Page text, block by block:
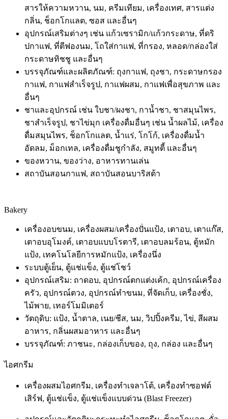
สารให้ความหวาน, นม, ครีมเทียม, เครื่องเทศ, สารแต่ง
กลิ่น, ช็อกโกแลต, ซอส และอื่นๆ
อุปกรณ์เสริมต่างๆ เช่น แก้วเซรามิก/แก้วกระดาษ, ที่ดริ
ปกาแฟ, ที่ตีฟองนม, โถใส่กาแฟ, ที่กรอง, หลอด/กล่องใส่
กระดาษทิชชู และอื่นๆ
บรรจุภัณฑ์และผลิตภัณฑ์: ถุงกาแฟ, ถุงชา, กระดาษกรอง
กาแฟ, กาแฟสำเร็จรูป, กาแฟผสม, กาแฟเพื่อสุขภาพ และ
อื่นๆ
ชาและอุปกรณ์ เช่น ใบชา/ผงชา, กาน้ำชา, ชาสมุนไพร,
ชาสำเร็จรูป, ชาไข่มุก เครื่องดื่มอื่นๆ เช่น น้ำผลไม้, เครื่อง
ดื่มสมุนไพร, ช็อกโกแลต, น้ำแร่, โกโก้, เครื่องดื่มน้ำ
อัดลม, ม็อกเทล, เครื่องดื่มชูกำลัง, สมูทตี้ และอื่นๆ
ของหวาน, ของว่าง, อาหารทานเล่น
สถาบันสอนกาแฟ, สถาบันสอนบาริสต้า
Bakery
เครื่องอบขนม, เครื่องผสม/เครื่องปั่นแป้ง, เตาอบ, เตาแก๊ส,
เตาอบอุโมงค์, เตาอบแบบโรตารี, เตาอบลมร้อน, ตู้หมัก
แป้ง, เทคโนโลยีการหมักแป้ง, เครื่องนึ่ง
ระบบตู้เย็น, ตู้แช่แข็ง, ตู้แช่โชว์
อุปกรณ์เสริม: ถาดอบ, อุปกรณ์ตกแต่งเค้ก, อุปกรณ์เครื่อง
ครัว, อุปกรณ์ตวง, อุปกรณ์ทำขนม, ที่จัดเก็บ, เครื่องชั่ง,
ไม้พาย, เทอร์โมมิเตอร์
วัตถุดิบ: แป้ง, น้ำตาล, เนย/ชีส, นม, วิปปิ้งครีม, ไข่, สีผสม
อาหาร, กลิ่นผสมอาหาร และอื่นๆ
บรรจุภัณฑ์: ภาชนะ, กล่องเก็บของ, ถุง, กล่อง และอื่นๆ
ไอศกรีม
เครื่องผสมไอศกรีม, เครื่องทำเจลาโต้, เครื่องทำซอฟต์
เสิร์ฟ, ตู้แช่แข็ง, ตู้แช่แข็งแบบด่วน (Blast Freezer)